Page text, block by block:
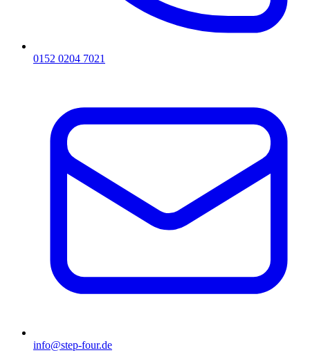
0152 0204 7021
info@step-four.de